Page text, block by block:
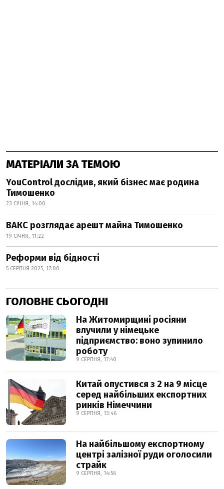
МАТЕРІАЛИ ЗА ТЕМОЮ
YouControl дослідив, який бізнес має родина
Тимошенко
23 СІЧНЯ, 14:00
ВАКС розглядає арешт майна Тимошенко
19 СІЧНЯ, 11:22
Реформи від бідності
5 СЕРПНЯ 2025, 17:00
ГОЛОВНЕ СЬОГОДНІ
На Житомирщині росіяни
влучили у німецьке
підприємство: воно зупинило
роботу
9 СЕРПНЯ, 17:40
Китай опустився з 2 на 9 місце
серед найбільших експортних
ринків Німеччини
9 СЕРПНЯ, 13:46
На найбільшому експортному
центрі залізної руди оголосили
страйк
9 СЕРПНЯ, 14:56